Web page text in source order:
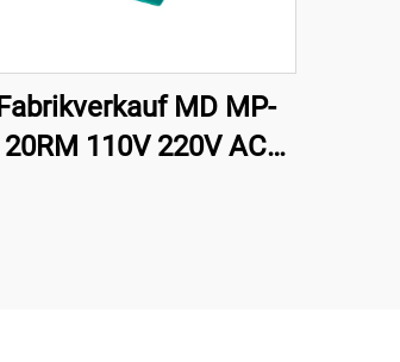
Fabrikverkauf MD MP-
20RM 110V 220V AC